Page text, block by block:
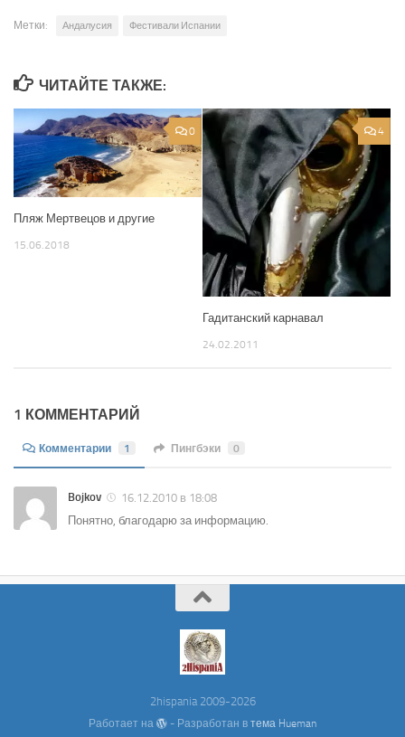
Метки: Андалусия Фестивали Испании
ЧИТАЙТЕ ТАКЖЕ:
0
Пляж Мертвецов и другие
15.06.2018
4
Гадитанский карнавал
24.02.2011
1 КОММЕНТАРИЙ
Комментарии 1 Пингбэки 0
Bojkov
16.12.2010 в 18:08
Понятно, благодарю за информацию.
2hispania 2009-2026
Работает на - Разработан в тема Hueman